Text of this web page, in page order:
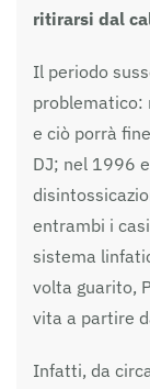
ritirarsi dal
Il periodo
problematico:
e ciò porrà
DJ; nel 1996
entrambi i
sistema
volta guarito,
vita a partire
Infatti, da